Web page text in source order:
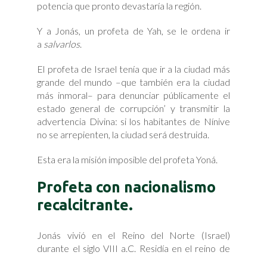
potencia que pronto devastaría la región.
Y a Jonás, un profeta de Yah, se le ordena ir
a salvarlos.
El profeta de Israel tenía que ir a la ciudad más
grande del mundo –que también era la ciudad
más inmoral– para denunciar públicamente el
estado general de corrupción’ y transmitir la
advertencia Divina: si los habitantes de Nínive
no se arrepienten, la ciudad será destruida.
Esta era la misión imposible del profeta Yoná.
Profeta con nacionalismo
recalcitrante.
Jonás vivió en el Reino del Norte (Israel)
durante el siglo VIII a.C. Residía en el reino de